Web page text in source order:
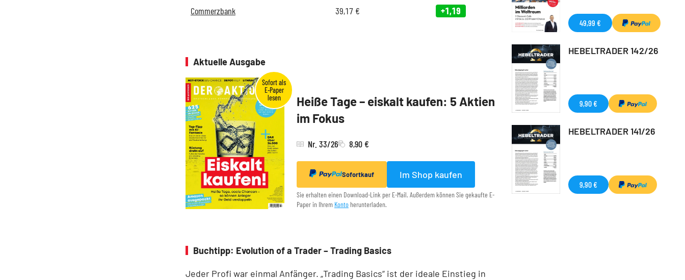
Commerzbank 39,17 € +1,19
Aktuelle Ausgabe
Heiße Tage – eiskalt kaufen: 5 Aktien
im Fokus
Nr. 33/26 8,90 €
Sofortkauf Im Shop kaufen
Sie erhalten einen Download-Link per E-Mail. Außerdem können Sie gekaufte E-
Paper in Ihrem Konto herunterladen.
Buchtipp: Evolution of a Trader – Trading Basics
Jeder Profi war einmal Anfänger. „Trading Basics“ ist der ideale Einstieg in
49,99 €
HEBELTRADER 142/26
9,90 €
HEBELTRADER 141/26
9,90 €